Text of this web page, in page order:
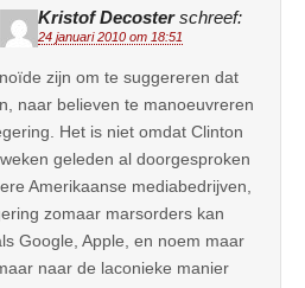
Kristof Decoster schreef:
24 januari 2010 om 18:51
zijn om te suggereren dat
naar believen te manoeuvreren
Het is niet omdat Clinton
geleden al doorgesproken
Amerikaanse mediabedrijven,
zomaar marsorders kan
Google, Apple, en noem maar
naar de laconieke manier